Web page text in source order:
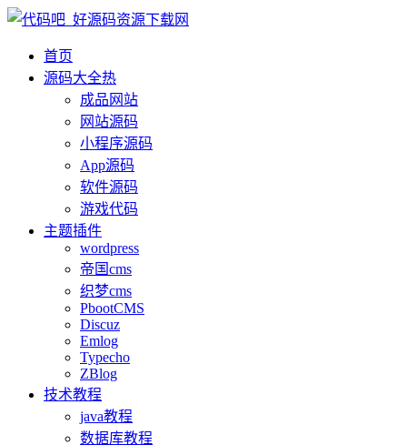
首页
源码大全热
成品网站
网站源码
小程序源码
App源码
软件源码
游戏代码
主题插件
wordpress
帝国cms
织梦cms
PbootCMS
Discuz
Emlog
Typecho
ZBlog
技术教程
java教程
数据库教程